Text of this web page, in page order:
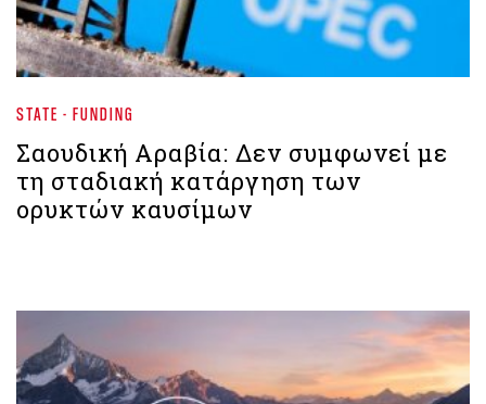
STATE - FUNDING
Σαουδική Αραβία: Δεν συμφωνεί με
τη σταδιακή κατάργηση των
ορυκτών καυσίμων